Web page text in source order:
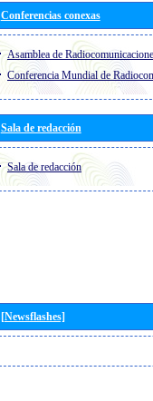
Conferencias conexas
Asamblea de
Conferencia Mundial de
Sala de redacción
Sala de redacción
[Newsflashes]